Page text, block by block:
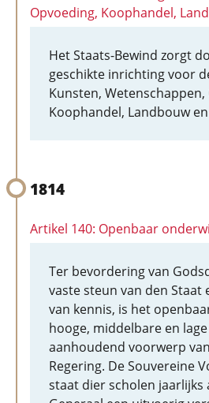
Opvoeding, Koophandel,
Het Staats-Bewind zorgt
geschikte inrichting voor
Kunsten, Wetenschappen,
Koophandel, Landbouw
1814
Artikel 140: Openbaar
Ter bevordering van
vaste steun van den
van kennis, is het
hooge, middelbare en
aanhoudend voorwerp
Regering. De Souvereine
staat dier scholen jaarlijks